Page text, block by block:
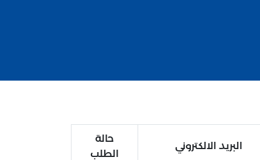
البريد الالكتروني
حالة
الطلب